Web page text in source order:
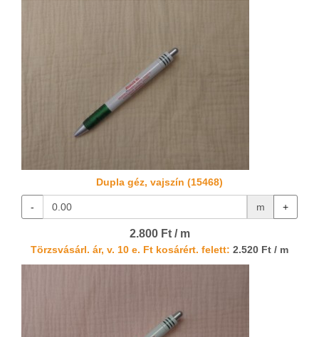
Dupla géz, vajszín (15468)
- m +
2.800 Ft / m
Törzsvásárl. ár, v. 10 e. Ft kosárért. felett: 2.520 Ft / m